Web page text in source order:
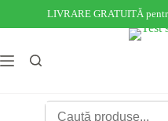
LIVRARE GRATUITĂ
content